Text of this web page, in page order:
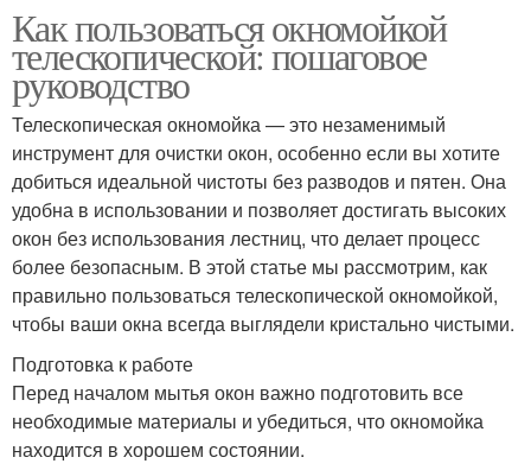
Как пользоваться окномойкой
телескопической: пошаговое
руководство
Телескопическая окномойка — это незаменимый
инструмент для очистки окон, особенно если вы хотите
добиться идеальной чистоты без разводов и пятен. Она
удобна в использовании и позволяет достигать высоких
окон без использования лестниц, что делает процесс
более безопасным. В этой статье мы рассмотрим, как
правильно пользоваться телескопической окномойкой,
чтобы ваши окна всегда выглядели кристально чистыми.
Подготовка к работе
Перед началом мытья окон важно подготовить все
необходимые материалы и убедиться, что окномойка
находится в хорошем состоянии.